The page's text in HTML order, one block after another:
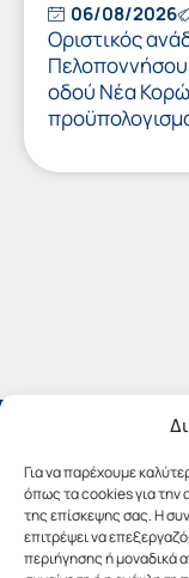
Για να παρέχουμε
όπως τα cookies για την
της επίσκεψης σας. Η
επιτρέψει να
περιήγησης ή μοναδικά
06/08/2026
Οριστικός
Πελοποννήσου
οδού Νέα